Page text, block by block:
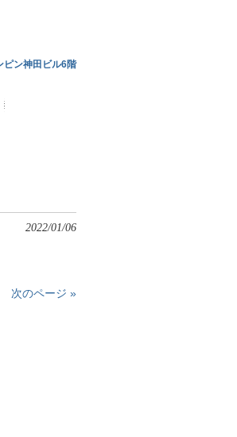
ン神田ビル6階
2022/01/06
次のページ »